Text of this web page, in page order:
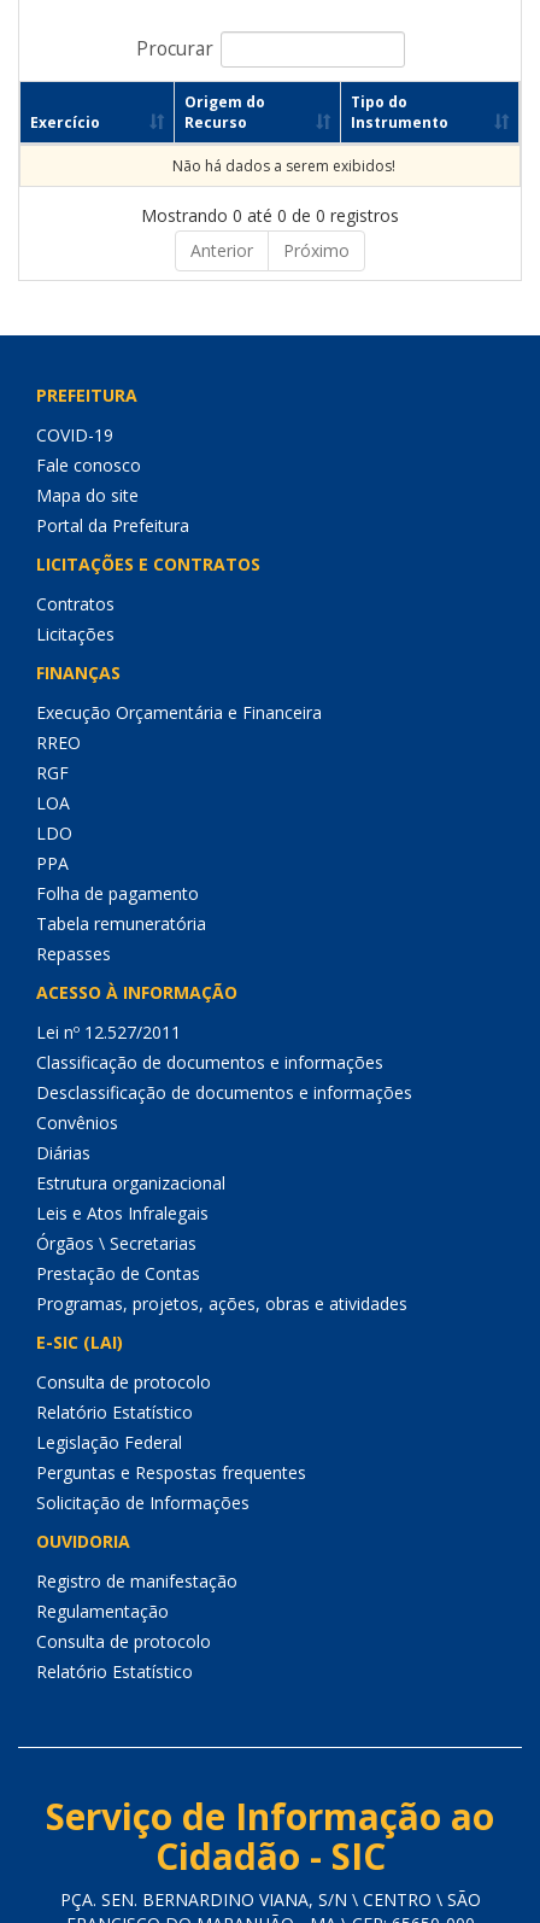
Procurar
Exercício
Origem do
Recurso
Tipo do
Instrumento
Não há dados a serem exibidos!
Mostrando 0 até 0 de 0 registros
Anterior
Próximo
PREFEITURA
COVID-19
Fale conosco
Mapa do site
Portal da Prefeitura
LICITAÇÕES E CONTRATOS
Contratos
Licitações
FINANÇAS
Execução Orçamentária e Financeira
RREO
RGF
LOA
LDO
PPA
Folha de pagamento
Tabela remuneratória
Repasses
ACESSO À INFORMAÇÃO
Lei nº 12.527/2011
Classificação de documentos e informações
Desclassificação de documentos e informações
Convênios
Diárias
Estrutura organizacional
Leis e Atos Infralegais
Órgãos \ Secretarias
Prestação de Contas
Programas, projetos, ações, obras e atividades
E-SIC (LAI)
Consulta de protocolo
Relatório Estatístico
Legislação Federal
Perguntas e Respostas frequentes
Solicitação de Informações
OUVIDORIA
Registro de manifestação
Regulamentação
Consulta de protocolo
Relatório Estatístico
Serviço de Informação ao
Cidadão - SIC
PÇA. SEN. BERNARDINO VIANA, S/N \ CENTRO \ SÃO